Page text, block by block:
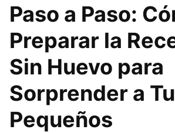
Paso a Paso:
Preparar la
Sin Huevo para
Sorprender a
Pequeños